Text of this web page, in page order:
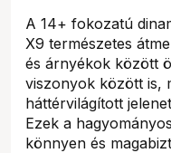
A 14+ fokozatú
X9 természetes
és árnyékok között
viszonyok között is,
háttérvilágított
Ezek a
könnyen és